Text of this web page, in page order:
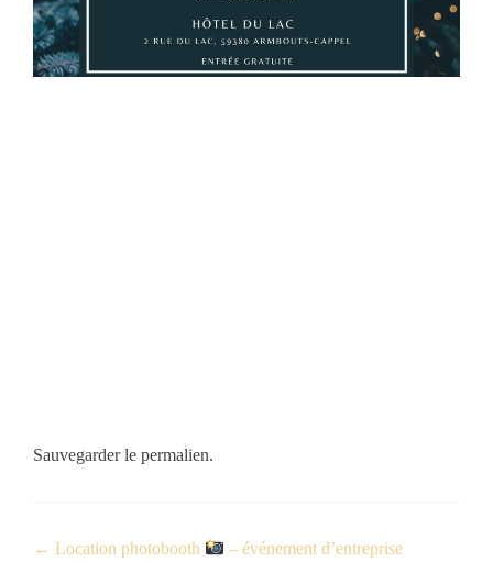
Sauvegarder le permalien.
← Location photobooth
– événement d’entreprise